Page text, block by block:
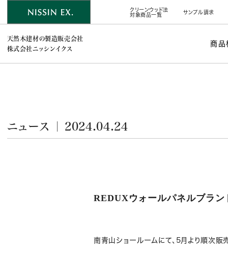
クリーンウッド法
対象商品一覧
サンプル請求
天然木建材の製造販売会社
株式会社ニッシンイクス
商品
ニュース ｜ 2024.04.24
REDUXウォールパネルブラン
南青山ショールームにて、5月より順次販